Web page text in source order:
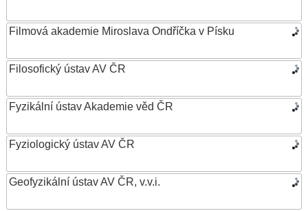
Filmová akademie Miroslava Ondříčka v Písku
Filosofický ústav AV ČR
Fyzikální ústav Akademie věd ČR
Fyziologický ústav AV ČR
Geofyzikální ústav AV ČR, v.v.i.